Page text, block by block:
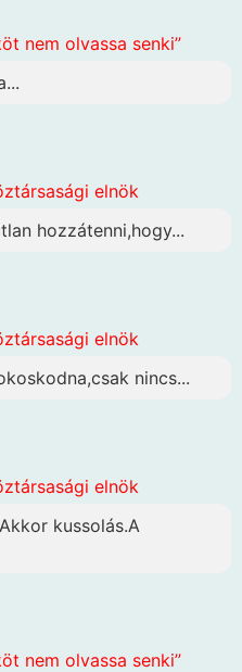
nem olvassa senki”
elnök
hozzátenni,hogy...
elnök
nincs...
elnök
kussolás.A
nem olvassa senki”